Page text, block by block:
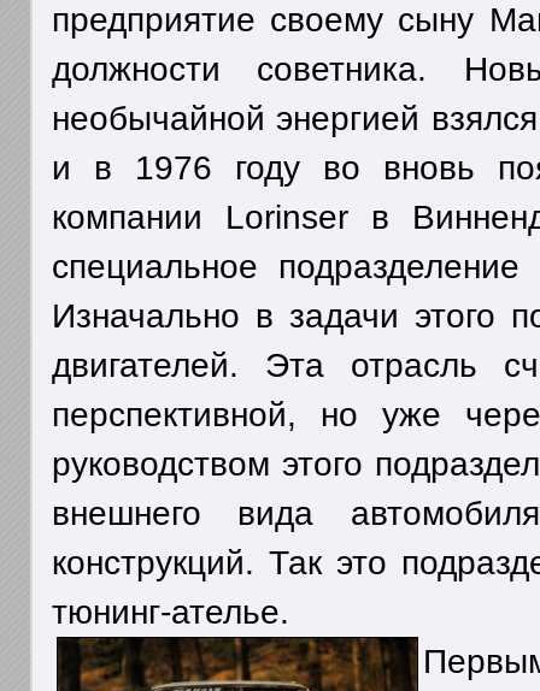
предприятие своему сыну
должности советника.
необычайной энергией
и в 1976 году во вновь
компании Lorinser в
специальное
Изначально в задачи этого
двигателей. Эта отрасль
перспективной, но уже
руководством этого
внешнего вида
конструкций. Так это
тюнинг-ателье.